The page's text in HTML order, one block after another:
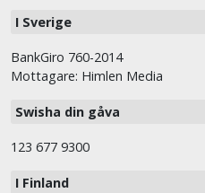
I Sverige
BankGiro 760-2014
Mottagare: Himlen Media
Swisha din gåva
123 677 9300
I Finland